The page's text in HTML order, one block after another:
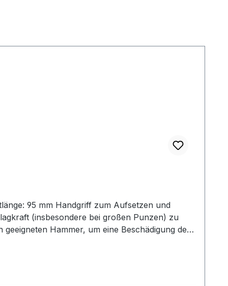
95 mm Handgriff zum Aufsetzen und
(insbesondere bei großen Punzen) zu
Hammer, um eine Beschädigung der